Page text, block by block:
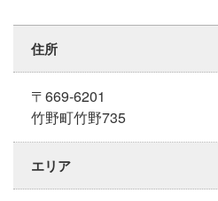
住所
〒669-6201
竹野町竹野735
エリア